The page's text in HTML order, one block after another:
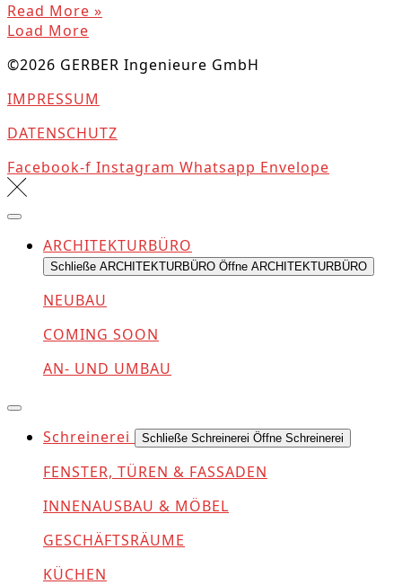
Read More »
Load More
©2026 GERBER Ingenieure GmbH
IMPRESSUM
DATENSCHUTZ
Facebook-f Instagram Whatsapp Envelope
ARCHITEKTURBÜRO
Schließe ARCHITEKTURBÜRO Öffne ARCHITEKTURBÜRO
NEUBAU
COMING SOON
AN- UND UMBAU
Schreinerei Schließe Schreinerei Öffne Schreinerei
FENSTER, TÜREN & FASSADEN
INNENAUSBAU & MÖBEL
GESCHÄFTSRÄUME
KÜCHEN